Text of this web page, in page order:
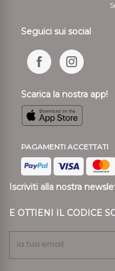
Seguici sui social
Scarica la nostra app!
PAGAMENTI ACCETTATI
Iscriviti alla nostra
E OTTIENI IL CODICE